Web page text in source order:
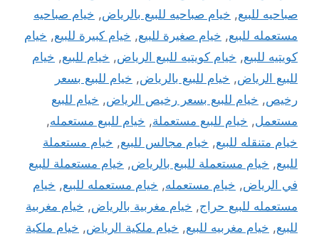
صباحيه للبيع, خيام صباحيه للبيع بالرياض, خيام صباحيه
مستعمله للبيع, خيام صغيرة للبيع, خيام كبيرة للبيع, خيام
كويتيه للبيع, خيام كويتيه للبيع الرياض, خيام للبيع, خيام
للبيع الرياض, خيام للبيع بالرياض, خيام للبيع بسعر
رخيص, خيام للبيع بسعر رخيص الرياض, خيام للبيع
مستعمل, خيام للبيع مستعملة, خيام للبيع مستعمله,
خيام متنقله للبيع, خيام مجالس للبيع, خيام مستعملة
للبيع, خيام مستعملة للبيع بالرياض, خيام مستعملة للبيع
في الرياض, خيام مستعمله, خيام مستعمله للبيع, خيام
مستعمله للبيع حراج, خيام مغربية بالرياض, خيام مغربية
للبيع, خيام مغربيه للبيع, خيام ملكية الرياض, خيام ملكية